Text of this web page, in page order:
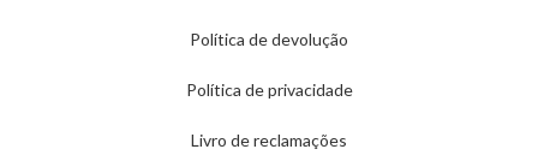
Política de devolução
Política de privacidade
Livro de reclamações